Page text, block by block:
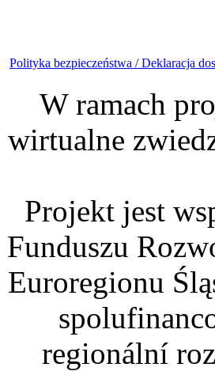
Polityka bezpieczeństwa /Deklaracja
W ramach
wirtualne
Projekt jest
Funduszu
Euroregionu
regionální